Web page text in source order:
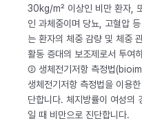
30kg/m² 이상인 비만 환자,
인 과체중이며 당뇨, 고혈압
는 환자의 체중 감량 및 체중
활동 증대의 보조제로서 투여
② 생체전기저항 측정법
생체전기저항 측정법을 이용
단합니다. 체지방률이 여성
일 때 비만으로 진단합니다.